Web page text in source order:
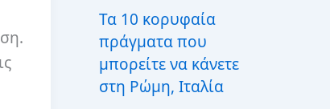
Τα 10 κορυφαία
πράγματα που
μπορείτε να κάνετε
στη Ρώμη, Ιταλία